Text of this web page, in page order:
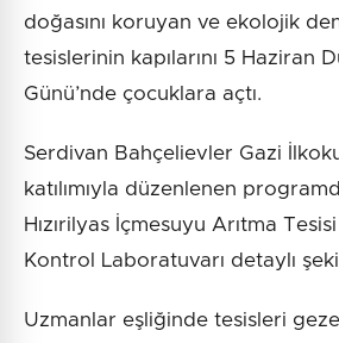
doğasını koruyan ve ekolojik
tesislerinin kapılarını 5 Haziran
Günü’nde çocuklara açtı.
Serdivan Bahçelievler Gazi
katılımıyla düzenlenen
Hızırilyas İçmesuyu Arıtma
Kontrol Laboratuvarı detaylı
Uzmanlar eşliğinde tesisleri